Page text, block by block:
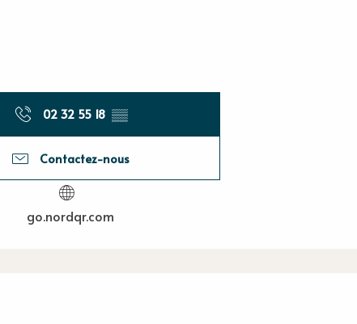
02 32 55 18 ▒▒
Contactez-nous
go.nordqr.com